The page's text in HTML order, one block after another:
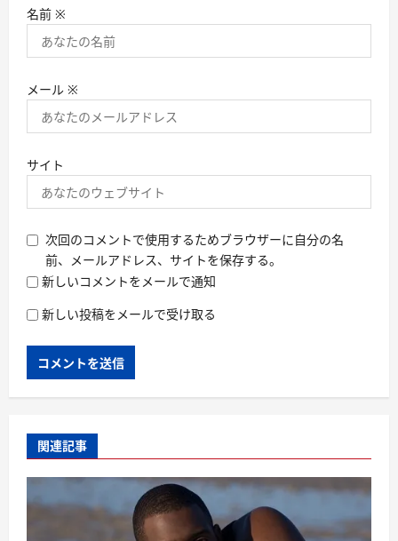
名前 ※
メール ※
サイト
次回のコメントで使用するためブラウザーに自分の名
前、メールアドレス、サイトを保存する。
新しいコメントをメールで通知
新しい投稿をメールで受け取る
関連記事